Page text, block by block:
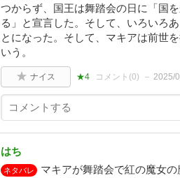
つからず、国王は舞踏会の日に「国
る」と宣言した。そして、いろいろ
とになった。そして、マキアは前世
いう。
ナイス ★4 コメント(0) 2025/
はち
ネタバレ
マキアが舞踏会で紅の魔女